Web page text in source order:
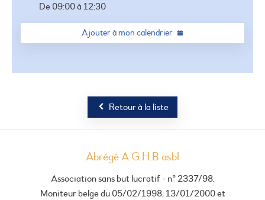
De 09:00à 12:30
Ajouter à mon calendrier
Retour à la liste
Abrégé A.G.H.B asbl
Association sans but lucratif - n° 2337/98.
Moniteur belge du 05/02/1998, 13/01/2000 et